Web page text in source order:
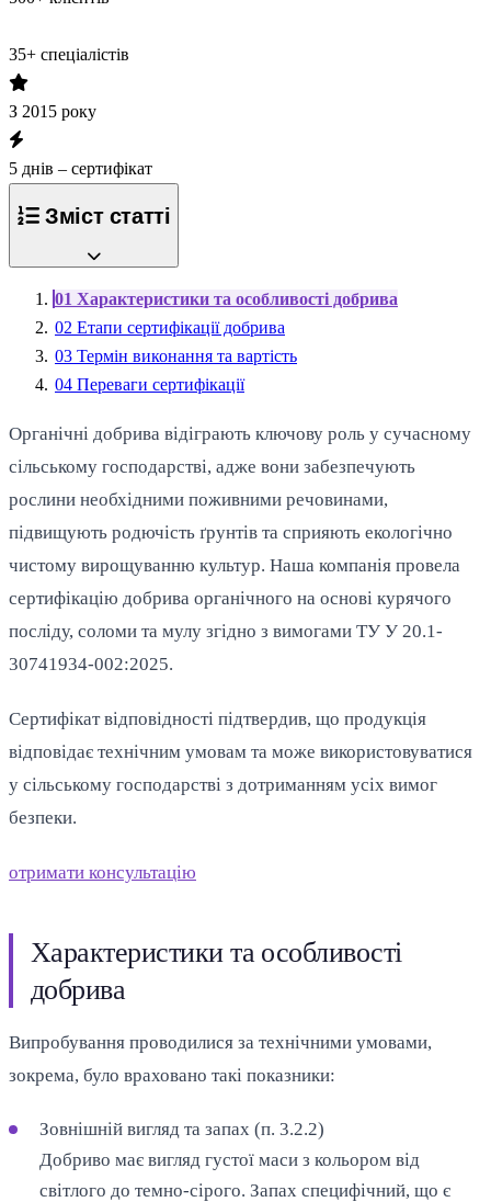
35+ спеціалістів
З 2015 року
5 днів – сертифікат
Зміст статті
01 Характеристики та особливості добрива
02 Етапи сертифікації добрива
03 Термін виконання та вартість
04 Переваги сертифікації
Органічні добрива відіграють ключову роль у сучасному
сільському господарстві, адже вони забезпечують
рослини необхідними поживними речовинами,
підвищують родючість ґрунтів та сприяють екологічно
чистому вирощуванню культур. Наша компанія провела
сертифікацію добрива органічного на основі курячого
посліду, соломи та мулу згідно з вимогами ТУ У 20.1-
30741934-002:2025.
Сертифікат відповідності підтвердив, що продукція
відповідає технічним умовам та може використовуватися
у сільському господарстві з дотриманням усіх вимог
безпеки.
отримати консультацію
Характеристики та особливості
добрива
Випробування проводилися за технічними умовами,
зокрема, було враховано такі показники:
Зовнішній вигляд та запах (п. 3.2.2)
Добриво має вигляд густої маси з кольором від
світлого до темно-сірого. Запах специфічний, що є